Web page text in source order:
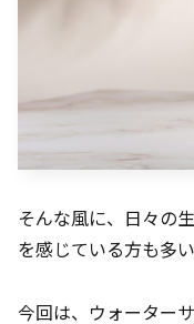
そんな風に、日々の
を感じている方も多
今回は、ウォーター